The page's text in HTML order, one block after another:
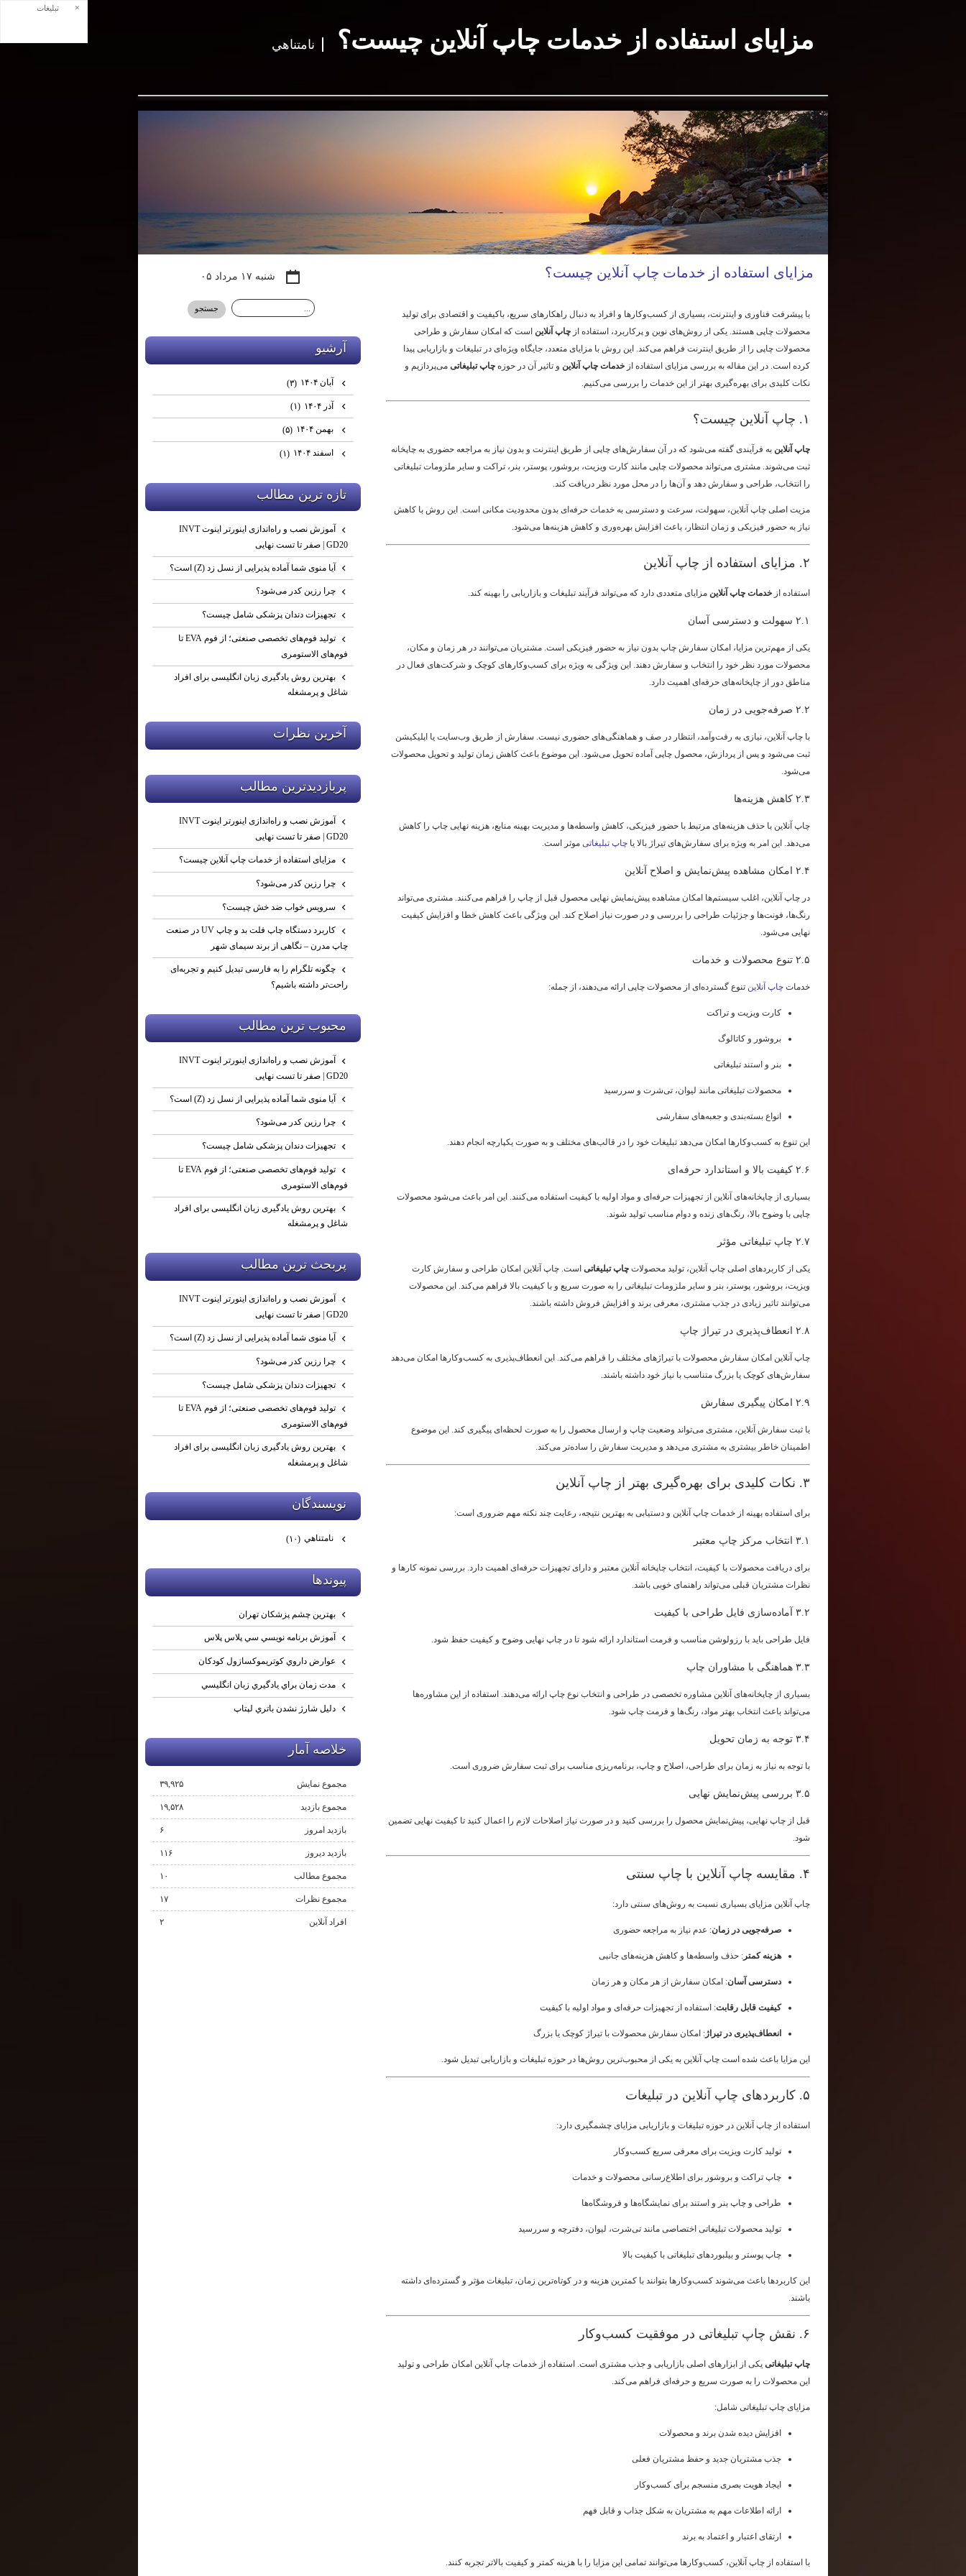
مزایای استفاده از خدمات چاپ آنلاین چیست؟ نامتناهي
مزایای استفاده از خدمات چاپ آنلاین چیست؟
با پیشرفت فناوری و اینترنت، بسیاری از کسب‌وکارها و افراد به دنبال راهکارهای سریع، باکیفیت و اقتصادی برای تولید
محصولات چاپی هستند. یکی از روش‌های نوین و پرکاربرد، استفاده از چاپ آنلاین است که امکان سفارش و طراحی
محصولات چاپی را از طریق اینترنت فراهم می‌کند. این روش با مزایای متعدد، جایگاه ویژه‌ای در تبلیغات و بازاریابی پیدا
کرده است. در این مقاله به بررسی مزایای استفاده از خدمات چاپ آنلاین و تاثیر آن در حوزه چاپ تبلیغاتی می‌پردازیم و
نکات کلیدی برای بهره‌گیری بهتر از این خدمات را بررسی می‌کنیم.
۱. چاپ آنلاین چیست؟
چاپ آنلاین به فرآیندی گفته می‌شود که در آن سفارش‌های چاپی از طریق اینترنت و بدون نیاز به مراجعه حضوری به چاپخانه
ثبت می‌شوند. مشتری می‌تواند محصولات چاپی مانند کارت ویزیت، بروشور، پوستر، بنر، تراکت و سایر ملزومات تبلیغاتی
را انتخاب، طراحی و سفارش دهد و آن‌ها را در محل مورد نظر دریافت کند.
مزیت اصلی چاپ آنلاین، سهولت، سرعت و دسترسی به خدمات حرفه‌ای بدون محدودیت مکانی است. این روش با کاهش
نیاز به حضور فیزیکی و زمان انتظار، باعث افزایش بهره‌وری و کاهش هزینه‌ها می‌شود.
۲. مزایای استفاده از چاپ آنلاین
استفاده از خدمات چاپ آنلاین مزایای متعددی دارد که می‌تواند فرآیند تبلیغات و بازاریابی را بهینه کند.
۲.۱ سهولت و دسترسی آسان
یکی از مهم‌ترین مزایا، امکان سفارش چاپ بدون نیاز به حضور فیزیکی است. مشتریان می‌توانند در هر زمان و مکان،
محصولات مورد نظر خود را انتخاب و سفارش دهند. این ویژگی به ویژه برای کسب‌وکارهای کوچک و شرکت‌های فعال در
مناطق دور از چاپخانه‌های حرفه‌ای اهمیت دارد.
۲.۲ صرفه‌جویی در زمان
با چاپ آنلاین، نیازی به رفت‌وآمد، انتظار در صف و هماهنگی‌های حضوری نیست. سفارش از طریق وب‌سایت یا اپلیکیشن
ثبت می‌شود و پس از پردازش، محصول چاپی آماده تحویل می‌شود. این موضوع باعث کاهش زمان تولید و تحویل محصولات
می‌شود.
۲.۳ کاهش هزینه‌ها
چاپ آنلاین با حذف هزینه‌های مرتبط با حضور فیزیکی، کاهش واسطه‌ها و مدیریت بهینه منابع، هزینه نهایی چاپ را کاهش
می‌دهد. این امر به ویژه برای سفارش‌های تیراژ بالا یا چاپ تبلیغاتی موثر است.
۲.۴ امکان مشاهده پیش‌نمایش و اصلاح آنلاین
در چاپ آنلاین، اغلب سیستم‌ها امکان مشاهده پیش‌نمایش نهایی محصول قبل از چاپ را فراهم می‌کنند. مشتری می‌تواند
رنگ‌ها، فونت‌ها و جزئیات طراحی را بررسی و در صورت نیاز اصلاح کند. این ویژگی باعث کاهش خطا و افزایش کیفیت
نهایی می‌شود.
۲.۵ تنوع محصولات و خدمات
خدمات چاپ آنلاین تنوع گسترده‌ای از محصولات چاپی ارائه می‌دهند، از جمله:
کارت ویزیت و تراکت
بروشور و کاتالوگ
بنر و استند تبلیغاتی
محصولات تبلیغاتی مانند لیوان، تی‌شرت و سررسید
انواع بسته‌بندی و جعبه‌های سفارشی
این تنوع به کسب‌وکارها امکان می‌دهد تبلیغات خود را در قالب‌های مختلف و به صورت یکپارچه انجام دهند.
۲.۶ کیفیت بالا و استاندارد حرفه‌ای
بسیاری از چاپخانه‌های آنلاین از تجهیزات حرفه‌ای و مواد اولیه با کیفیت استفاده می‌کنند. این امر باعث می‌شود محصولات
چاپی با وضوح بالا، رنگ‌های زنده و دوام مناسب تولید شوند.
۲.۷ چاپ تبلیغاتی مؤثر
یکی از کاربردهای اصلی چاپ آنلاین، تولید محصولات چاپ تبلیغاتی است. چاپ آنلاین امکان طراحی و سفارش کارت
ویزیت، بروشور، پوستر، بنر و سایر ملزومات تبلیغاتی را به صورت سریع و با کیفیت بالا فراهم می‌کند. این محصولات
می‌توانند تاثیر زیادی در جذب مشتری، معرفی برند و افزایش فروش داشته باشند.
۲.۸ انعطاف‌پذیری در تیراژ چاپ
چاپ آنلاین امکان سفارش محصولات با تیراژهای مختلف را فراهم می‌کند. این انعطاف‌پذیری به کسب‌وکارها امکان می‌دهد
سفارش‌های کوچک یا بزرگ متناسب با نیاز خود داشته باشند.
۲.۹ امکان پیگیری سفارش
با ثبت سفارش آنلاین، مشتری می‌تواند وضعیت چاپ و ارسال محصول را به صورت لحظه‌ای پیگیری کند. این موضوع
اطمینان خاطر بیشتری به مشتری می‌دهد و مدیریت سفارش را ساده‌تر می‌کند.
۳. نکات کلیدی برای بهره‌گیری بهتر از چاپ آنلاین
برای استفاده بهینه از خدمات چاپ آنلاین و دستیابی به بهترین نتیجه، رعایت چند نکته مهم ضروری است:
۳.۱ انتخاب مرکز چاپ معتبر
برای دریافت محصولات با کیفیت، انتخاب چاپخانه آنلاین معتبر و دارای تجهیزات حرفه‌ای اهمیت دارد. بررسی نمونه کارها و
نظرات مشتریان قبلی می‌تواند راهنمای خوبی باشد.
۳.۲ آماده‌سازی فایل طراحی با کیفیت
فایل طراحی باید با رزولوشن مناسب و فرمت استاندارد ارائه شود تا در چاپ نهایی وضوح و کیفیت حفظ شود.
۳.۳ هماهنگی با مشاوران چاپ
بسیاری از چاپخانه‌های آنلاین مشاوره تخصصی در طراحی و انتخاب نوع چاپ ارائه می‌دهند. استفاده از این مشاوره‌ها
می‌تواند باعث انتخاب بهتر مواد، رنگ‌ها و فرمت چاپ شود.
۳.۴ توجه به زمان تحویل
با توجه به نیاز به زمان برای طراحی، اصلاح و چاپ، برنامه‌ریزی مناسب برای ثبت سفارش ضروری است.
۳.۵ بررسی پیش‌نمایش نهایی
قبل از چاپ نهایی، پیش‌نمایش محصول را بررسی کنید و در صورت نیاز اصلاحات لازم را اعمال کنید تا کیفیت نهایی تضمین
شود.
۴. مقایسه چاپ آنلاین با چاپ سنتی
چاپ آنلاین مزایای بسیاری نسبت به روش‌های سنتی دارد:
صرفه‌جویی در زمان: عدم نیاز به مراجعه حضوری
هزینه کمتر : حذف واسطه‌ها و کاهش هزینه‌های جانبی
دسترسی آسان: امکان سفارش از هر مکان و هر زمان
کیفیت قابل رقابت: استفاده از تجهیزات حرفه‌ای و مواد اولیه با کیفیت
انعطاف‌پذیری در تیراژ : امکان سفارش محصولات با تیراژ کوچک یا بزرگ
این مزایا باعث شده است چاپ آنلاین به یکی از محبوب‌ترین روش‌ها در حوزه تبلیغات و بازاریابی تبدیل شود.
۵. کاربردهای چاپ آنلاین در تبلیغات
استفاده از چاپ آنلاین در حوزه تبلیغات و بازاریابی مزایای چشمگیری دارد:
تولید کارت ویزیت برای معرفی سریع کسب‌وکار
چاپ تراکت و بروشور برای اطلاع‌رسانی محصولات و خدمات
طراحی و چاپ بنر و استند برای نمایشگاه‌ها و فروشگاه‌ها
تولید محصولات تبلیغاتی اختصاصی مانند تی‌شرت، لیوان، دفترچه و سررسید
چاپ پوستر و بیلبوردهای تبلیغاتی با کیفیت بالا
این کاربردها باعث می‌شوند کسب‌وکارها بتوانند با کمترین هزینه و در کوتاه‌ترین زمان، تبلیغات مؤثر و گسترده‌ای داشته
باشند.
۶. نقش چاپ تبلیغاتی در موفقیت کسب‌وکار
چاپ تبلیغاتی یکی از ابزارهای اصلی بازاریابی و جذب مشتری است. استفاده از خدمات چاپ آنلاین امکان طراحی و تولید
این محصولات را به صورت سریع و حرفه‌ای فراهم می‌کند.
مزایای چاپ تبلیغاتی شامل:
افزایش دیده شدن برند و محصولات
جذب مشتریان جدید و حفظ مشتریان فعلی
ایجاد هویت بصری منسجم برای کسب‌وکار
ارائه اطلاعات مهم به مشتریان به شکل جذاب و قابل فهم
ارتقای اعتبار و اعتماد به برند
با استفاده از چاپ آنلاین، کسب‌وکارها می‌توانند تمامی این مزایا را با هزینه کمتر و کیفیت بالاتر تجربه کنند.
شنبه ۱۷ مرداد ۰۵
آرشيو
آبان ۱۴۰۴ (۳)
آذر ۱۴۰۴ (۱)
بهمن ۱۴۰۴ (۵)
اسفند ۱۴۰۴ (۱)
تازه ترين مطالب
آموزش نصب و راه‌اندازی اینورتر اینوت INVT
GD20 | صفر تا تست نهایی
آیا منوی شما آماده پذیرایی از نسل زد (Z) است؟
چرا رزین کدر می‌شود؟
تجهیزات دندان پزشکی شامل چیست؟
تولید فوم‌های تخصصی صنعتی؛ از فوم EVA تا
فوم‌های الاستومری
بهترین روش یادگیری زبان انگلیسی برای افراد
شاغل و پرمشغله
آخرين نظرات
پربازديدترين مطالب
آموزش نصب و راه‌اندازی اینورتر اینوت INVT
GD20 | صفر تا تست نهایی
مزایای استفاده از خدمات چاپ آنلاین چیست؟
چرا رزین کدر می‌شود؟
سرویس خواب ضد خش چیست؟
کاربرد دستگاه چاپ فلت‌ بد و چاپ UV در صنعت
چاپ مدرن – نگاهی از برند سیمای شهر
چگونه تلگرام را به فارسی تبدیل کنیم و تجربه‌ای
راحت‌تر داشته باشیم؟
محبوب ترين مطالب
آموزش نصب و راه‌اندازی اینورتر اینوت INVT
GD20 | صفر تا تست نهایی
آیا منوی شما آماده پذیرایی از نسل زد (Z) است؟
چرا رزین کدر می‌شود؟
تجهیزات دندان پزشکی شامل چیست؟
تولید فوم‌های تخصصی صنعتی؛ از فوم EVA تا
فوم‌های الاستومری
بهترین روش یادگیری زبان انگلیسی برای افراد
شاغل و پرمشغله
پربحث ترين مطالب
آموزش نصب و راه‌اندازی اینورتر اینوت INVT
GD20 | صفر تا تست نهایی
آیا منوی شما آماده پذیرایی از نسل زد (Z) است؟
چرا رزین کدر می‌شود؟
تجهیزات دندان پزشکی شامل چیست؟
تولید فوم‌های تخصصی صنعتی؛ از فوم EVA تا
فوم‌های الاستومری
بهترین روش یادگیری زبان انگلیسی برای افراد
شاغل و پرمشغله
نويسندگان
نامتناهي (۱۰)
پيوندها
بهترين چشم پزشكان تهران
آموزش برنامه نويسي سي پلاس پلاس
عوارض داروي كوتريموكسازول كودكان
مدت زمان براي يادگيري زبان انگليسي
دليل شارژ نشدن باتري لپتاپ
خلاصه آمار
مجموع نمایش‌ ۳۹,۹۲۵
مجموع بازدید ۱۹,۵۲۸
بازدید امروز ۶
بازدید دیروز ۱۱۶
مجموع مطالب ۱۰
مجموع نظرات ۱۷
افراد آنلاین ۲
تبلیغات ×